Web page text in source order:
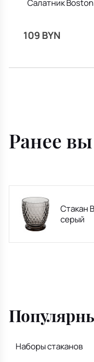
Салатник
109 BYN
Ранее
Стакан
серый
Наборы стаканов